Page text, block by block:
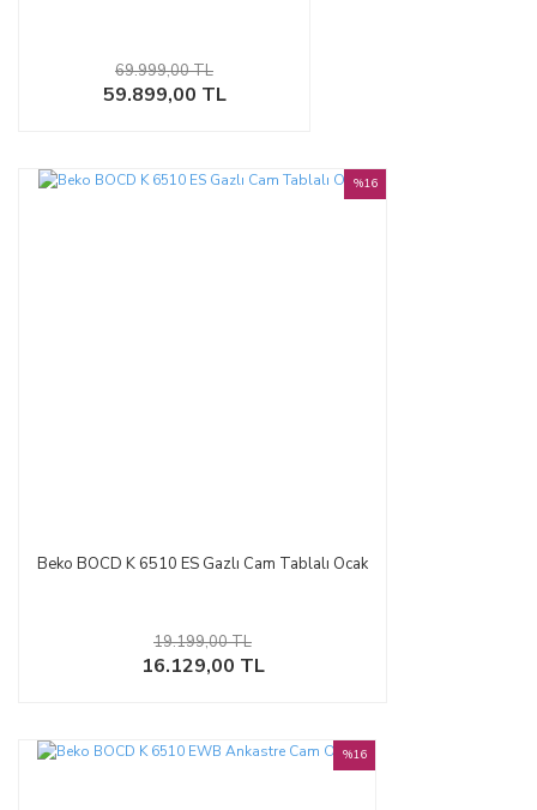
59.899,00 TL
69.999,00 TL
Beko BOCD K 6510 ES Gazlı Cam Tablalı Ocak
%16
16.129,00 TL
19.199,00 TL
%16